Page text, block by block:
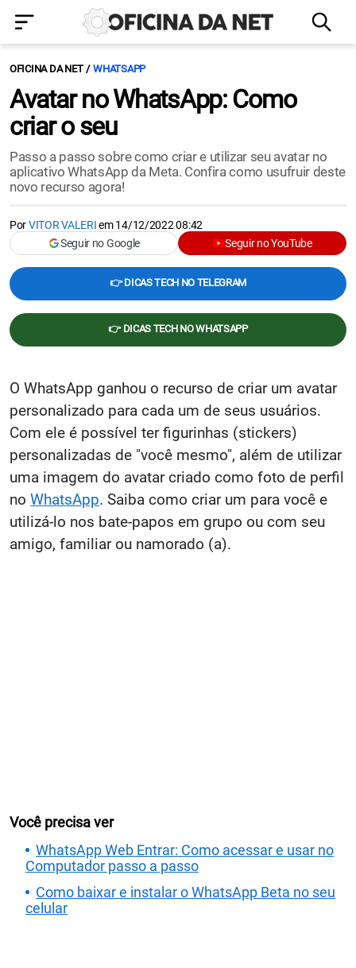
OFICINA DA NET WHATSAPP
Avatar no WhatsApp: Como
criar o seu
Passo a passo sobre como criar e utilizar seu avatar no
aplicativo WhatsApp da Meta. Confira como usufruir deste
novo recurso agora!
PorVITOR VALERIem14/12/2022 08:42
Seguir no Google
Seguir no YouTube
👉 DICAS TECH NO TELEGRAM
👉 DICAS TECH NO WHATSAPP
O WhatsApp ganhou o recurso de criar um avatar
personalizado para cada um de seus usuários.
Com ele é possível ter figurinhas (stickers)
personalizadas de "você mesmo", além de utilizar
uma imagem do avatar criado como foto de perfil
no WhatsApp. Saiba como criar um para você e
utilizá-lo nos bate-papos em grupo ou com seu
amigo, familiar ou namorado (a).
Você precisa ver
WhatsApp Web Entrar: Como acessar e usar no
Computador passo a passo
Como baixar e instalar o WhatsApp Beta no seu
celular